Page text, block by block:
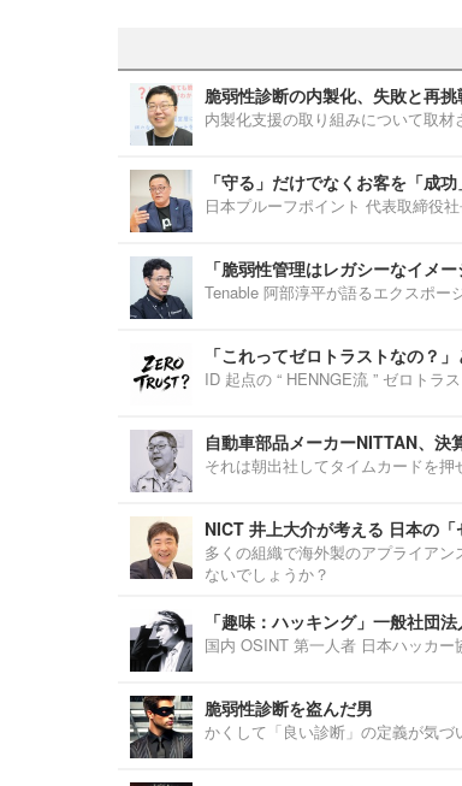
脆弱性診断の内製化、失敗と再
内製化支援の取り組みについて取
「守る」だけでなくお客を「成
日本プルーフポイント 代表取締役
「脆弱性管理はレガシーなイメ
Tenable 阿部淳平が語るエクスポー
「これってゼロトラストなの？
ID 起点の “ HENNGE流 ” ゼロトラ
自動車部品メーカーNITTAN、決
それは朝出社してタイムカードを
NICT 井上大介が考える 日本の
多くの組織で海外製のアプライア
ないでしょうか？
「趣味：ハッキング」一般社団
国内 OSINT 第一人者 日本ハッカ
脆弱性診断を盗んだ男
かくして「良い診断」の定義が気